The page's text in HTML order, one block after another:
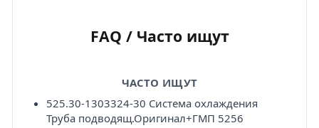
FAQ / Часто ищут
ЧАСТО ИЩУТ
525.30-1303324-30 Система охлаждения
Труба подводящ.Оригинал+ГМП 5256